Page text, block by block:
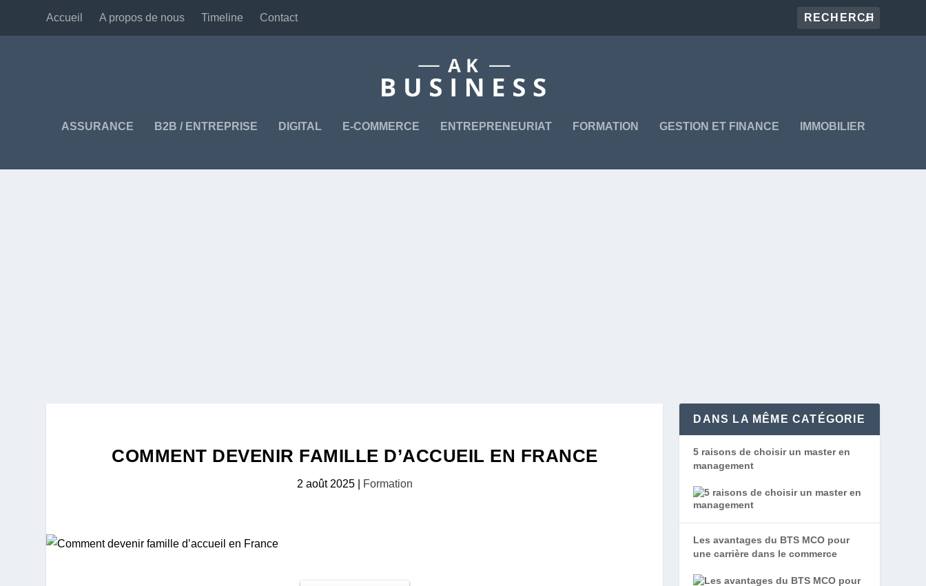
Accueil A propos de nous Timeline Contact
ASSURANCE B2B / ENTREPRISE DIGITAL E-COMMERCE ENTREPRENEURIAT FORMATION GESTION ET FINANCE IMMOBILIER
COMMENT DEVENIR FAMILLE D’ACCUEIL EN FRANCE
2 août 2025| Formation
DANS LA MÊME CATÉGORIE
5 raisons de choisir un master en
management
Les avantages du BTS MCO pour
une carrière dans le commerce